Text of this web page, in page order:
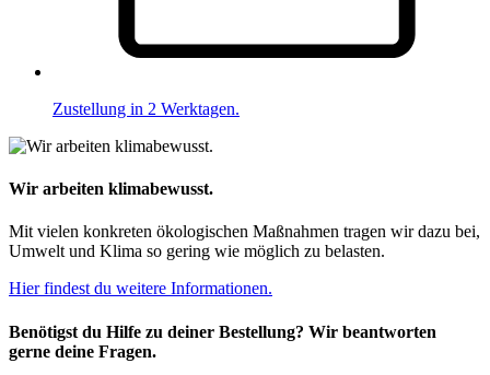
Zustellung in 2 Werktagen.
Wir arbeiten klimabewusst.
Mit vielen konkreten ökologischen Maßnahmen tragen wir dazu bei,
Umwelt und Klima so gering wie möglich zu belasten.
Hier findest du weitere Informationen.
Benötigst du Hilfe zu deiner Bestellung? Wir beantworten
gerne deine Fragen.